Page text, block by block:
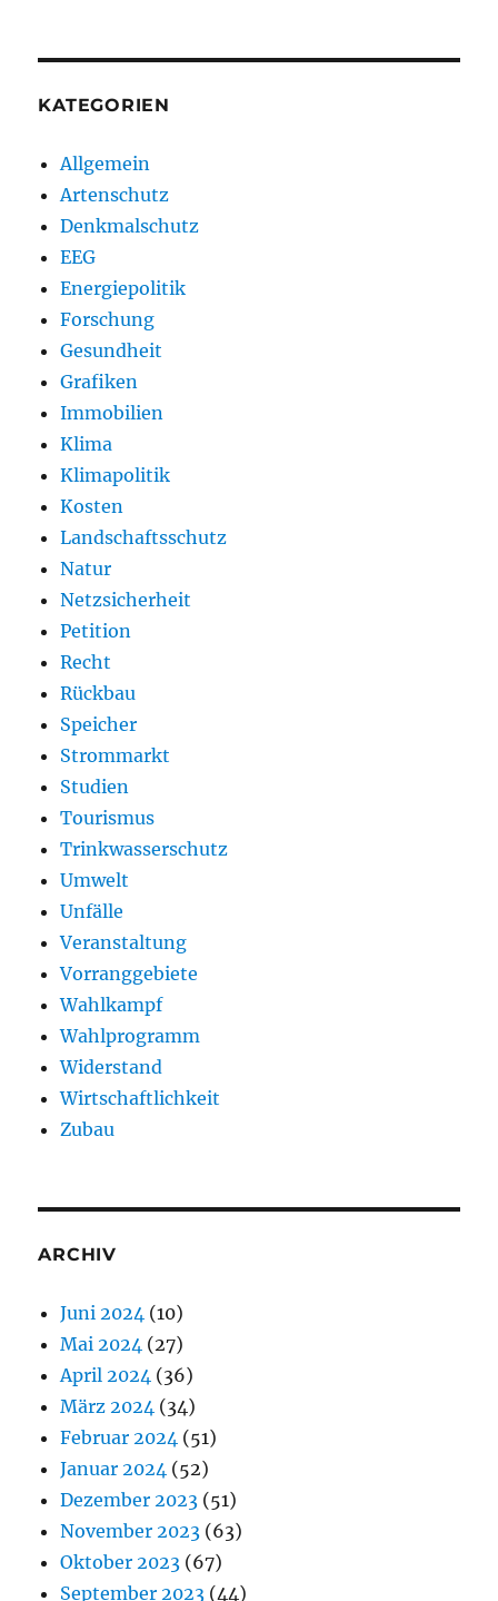
KATEGORIEN
Allgemein
Artenschutz
Denkmalschutz
EEG
Energiepolitik
Forschung
Gesundheit
Grafiken
Immobilien
Klima
Klimapolitik
Kosten
Landschaftsschutz
Natur
Netzsicherheit
Petition
Recht
Rückbau
Speicher
Strommarkt
Studien
Tourismus
Trinkwasserschutz
Umwelt
Unfälle
Veranstaltung
Vorranggebiete
Wahlkampf
Wahlprogramm
Widerstand
Wirtschaftlichkeit
Zubau
ARCHIV
Juni 2024 (10)
Mai 2024 (27)
April 2024 (36)
März 2024 (34)
Februar 2024 (51)
Januar 2024 (52)
Dezember 2023 (51)
November 2023 (63)
Oktober 2023 (67)
September 2023 (44)